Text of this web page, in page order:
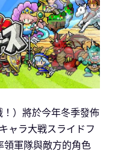
）將於今年冬季發佈
ャラ大戦スライドフ
領軍隊與敵方的角色